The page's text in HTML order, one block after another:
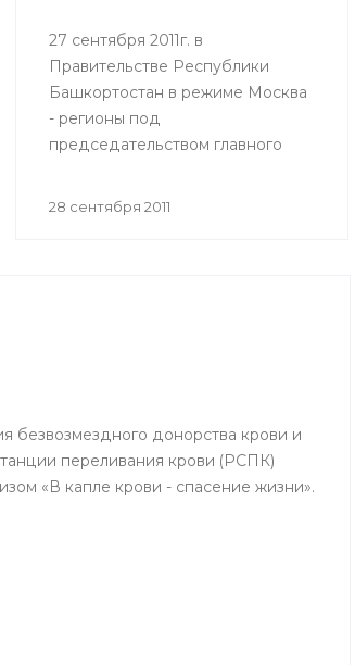
27 сентября 2011г. в
Правительстве Республики
Башкортостан в режиме Москва
- регионы под
председательством главного
Федерации, руководителя
человека с повесткой: «Об
эпидемиологической ситуации
по гриппу и ОРВИ и начале
28 сентября 2011
безвозмездного донорства крови и
переливания крови (РСПК)
«В капле крови - спасение жизни».